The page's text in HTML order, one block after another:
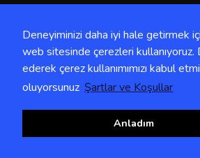
Deneyiminizi daha iyi hale getirmek
web sitesinde çerezleri kullanıyoruz.
ederek çerez kullanımımızı kabul
oluyorsunuz Şartlar ve Koşullar
Anladım
Rehberi
Etik
Copyright 2024 Tüm Hakları